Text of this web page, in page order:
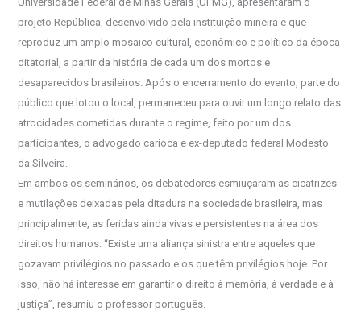
projeto República, desenvolvido pela instituição mineira e que
reproduz um amplo mosaico cultural, econômico e político da época
ditatorial, a partir da história de cada um dos mortos e
desaparecidos brasileiros. Após o encerramento do evento, parte do
público que lotou o local, permaneceu para ouvir um longo relato das
atrocidades cometidas durante o regime, feito por um dos
participantes, o advogado carioca e ex-deputado federal Modesto
da Silveira.
Em ambos os seminários, os debatedores esmiuçaram as cicatrizes
e mutilações deixadas pela ditadura na sociedade brasileira, mas
principalmente, as feridas ainda vivas e persistentes na área dos
direitos humanos. “Existe uma aliança sinistra entre aqueles que
gozavam privilégios no passado e os que têm privilégios hoje. Por
isso, não há interesse em garantir o direito à memória, à verdade e à
justiça”, resumiu o professor português.